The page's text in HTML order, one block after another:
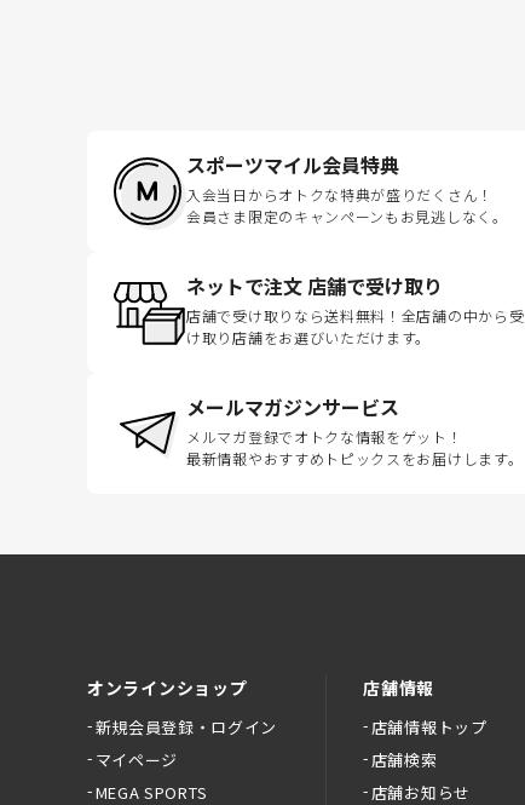
スポーツマイル会員特典
入会当日からオトクな特典が盛りだくさん！
会員さま限定のキャンペーンもお見逃しなく。
ネットで注文 店舗で受け取り
店舗で受け取りなら送料無料！全店舗の中から受
け取り店舗をお選びいただけます。
メールマガジンサービス
メルマガ登録でオトクな情報をゲット！
最新情報やおすすめトピックスをお届けします。
オンラインショップ
新規会員登録・ログイン
マイページ
MEGA SPORTS
店舗情報
店舗情報トップ
店舗検索
店舗お知らせ